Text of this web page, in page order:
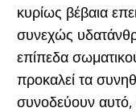
κυρίως βέβαια
συνεχώς
επίπεδα
προκαλεί τα
συνοδεύουν αυτό,